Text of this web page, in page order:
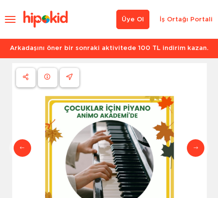
İş Ortağı Portali
Üye Ol
Arkadaşını öner bir sonraki aktivitede 100 TL indirim kazan.